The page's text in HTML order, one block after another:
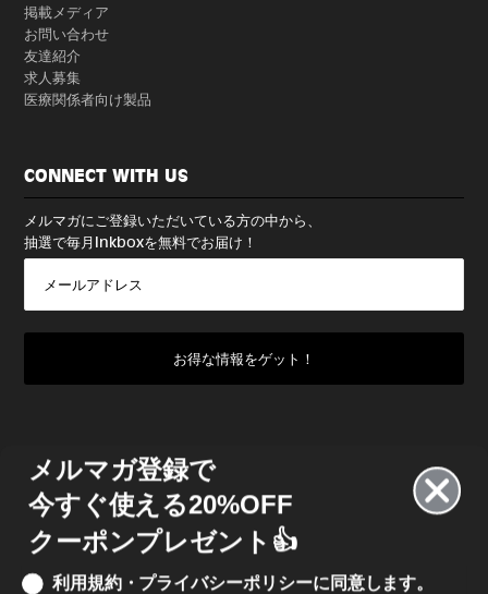
掲載メディア
お問い合わせ
友達紹介
求人募集
医療関係者向け製品
CONNECT WITH US
メルマガにご登録いただいている方の中から、
抽選で毎月Inkboxを無料でお届け！
メルマガ登録で
今すぐ使える20%OFF
クーポンプレゼント👍
利用規約・プライバシーポリシーに同意します。